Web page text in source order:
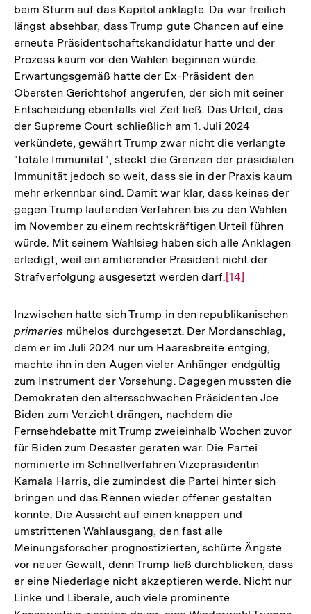
beim Sturm auf das Kapitol anklagte. Da war freilich
längst absehbar, dass Trump gute Chancen auf eine
erneute Präsidentschaftskandidatur hatte und der
Prozess kaum vor den Wahlen beginnen würde.
Erwartungsgemäß hatte der Ex-Präsident den
Obersten Gerichtshof angerufen, der sich mit seiner
Entscheidung ebenfalls viel Zeit ließ. Das Urteil, das
der Supreme Court schließlich am 1. Juli 2024
verkündete, gewährt Trump zwar nicht die verlangte
"totale Immunität", steckt die Grenzen der präsidialen
Immunität jedoch so weit, dass sie in der Praxis kaum
mehr erkennbar sind. Damit war klar, dass keines der
gegen Trump laufenden Verfahren bis zu den Wahlen
im November zu einem rechtskräftigen Urteil führen
würde. Mit seinem Wahlsieg haben sich alle Anklagen
erledigt, weil ein amtierender Präsident nicht der
Strafverfolgung ausgesetzt werden darf. Zur
der
Fußnote
[14]
Inzwischen hatte sich Trump in den republikanischen
primariesmühelos durchgesetzt. Der Mordanschlag,
dem er im Juli 2024 nur um Haaresbreite entging,
machte ihn in den Augen vieler Anhänger endgültig
zum Instrument der Vorsehung. Dagegen mussten die
Demokraten den altersschwachen Präsidenten Joe
Biden zum Verzicht drängen, nachdem die
Fernsehdebatte mit Trump zweieinhalb Wochen zuvor
für Biden zum Desaster geraten war. Die Partei
nominierte im Schnellverfahren Vizepräsidentin
Kamala Harris, die zumindest die Partei hinter sich
bringen und das Rennen wieder offener gestalten
konnte. Die Aussicht auf einen knappen und
umstrittenen Wahlausgang, den fast alle
Meinungsforscher prognostizierten, schürte Ängste
vor neuer Gewalt, denn Trump ließ durchblicken, dass
er eine Niederlage nicht akzeptieren werde. Nicht nur
Linke und Liberale, auch viele prominente